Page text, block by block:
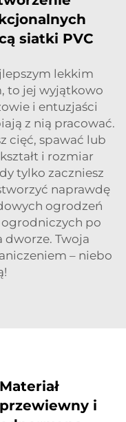
siatki PVC
lekkim
to jej wyjątkowo
i entuzjaści
z nią pracować.
cięć, spawać lub
i rozmiar
tylko zaczniesz
naprawdę
ogrodzeń
po
Twoja
– niebo
Materiał
przewiewny i